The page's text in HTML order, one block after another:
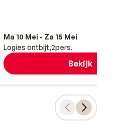
Ma 10 Mei - Za 15 Mei
Logies ontbijt 2pers.
Bekijk